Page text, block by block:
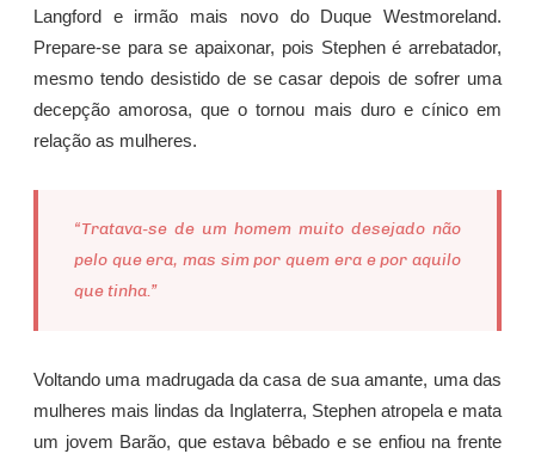
Langford e irmão mais novo do Duque Westmoreland.
Prepare-se para se apaixonar, pois Stephen é arrebatador,
mesmo tendo desistido de se casar depois de sofrer uma
decepção amorosa, que o tornou mais duro e cínico em
relação as mulheres.
“Tratava-se de um homem muito desejado não
pelo que era, mas sim por quem era e por aquilo
que tinha.”
Voltando uma madrugada da casa de sua amante, uma das
mulheres mais lindas da Inglaterra, Stephen atropela e mata
um jovem Barão, que estava bêbado e se enfiou na frente